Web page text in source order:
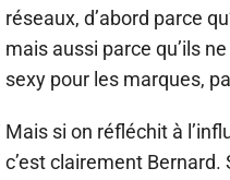
réseaux, d’abord parce
mais aussi parce qu’ils
sexy pour les marques,
Mais si on réfléchit à
c’est clairement